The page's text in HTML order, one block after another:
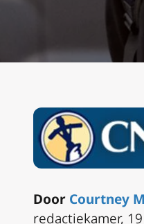
Door Courtney
redactiekamer,